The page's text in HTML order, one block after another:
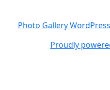
Photo Gallery
Proudly